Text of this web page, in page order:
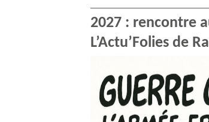
2027 : rencontre
L’Actu’Folies de